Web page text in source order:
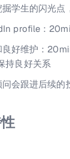
掘学生的闪光
profile：
好维护：
持良好关系
会跟进后续